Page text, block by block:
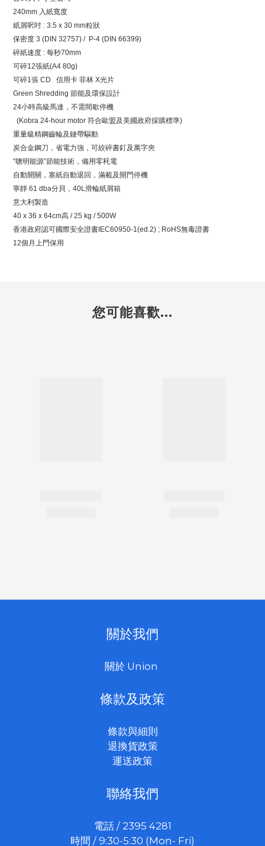
240mm 入紙寬度
紙屑呎吋 : 3.5 x 30 mm粒狀
保密度 3 (DIN 32757) / P-4 (DIN 66399)
碎紙速度 : 每秒70mm
可碎12張紙(A4 80g)
可碎1張 CD 信用卡 菲林 X光片
Green Shredding 節能及環保設計
24小時高級馬達，不需間歇停機
(Kobra 24-hour motor 符合歐盟及美國政府採購標準)
重量級精鋼齒輪及鏈帶驅動
炭合金鋼刀，省電力強，可絞碎書釘及萬字夾
“聰明能源”節能技術，備用零秏電
自動開關，塞紙自動退回，滿載及開門停機
寧靜 61 dba分貝，40L滑輪紙屑箱
意大利製造
40 x 36 x 64cm高 / 25 kg / 500W
香港政府認可國際安全證書IEC60950-1(ed.2) ; RoHS無毒證書
12個月上門保用
您可能喜歡...
關於我們
關於 Union
條款及政策
條款與細則
退換貨政策
運送政策
聯絡我們
電話 / 2395 4281
時間 / 9:30-5:30 (Mon- Fri)